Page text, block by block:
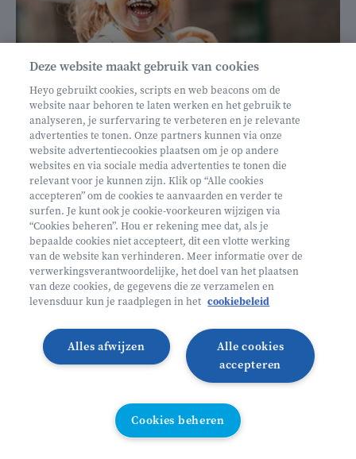
€ 160
Helan: €128
Mini ontdekkers
Oosterzele België
2 - 5 jaar
10/08 - 14/08
Zonder overnachting
Lees meer Inschrijven
LAATSTE PLAATSEN
Deze website maakt gebruik van cookies
Heyo gebruikt cookies, scripts en web beacons om de
website naar behoren te laten werken en het gebruik te
analyseren, je surfervaring te verbeteren en je relevante
advertenties te tonen. Onze partners kunnen via onze
website advertentiecookies plaatsen om je op andere
websites en via sociale media advertenties te tonen die
relevant voor je kunnen zijn. Klik op “Alle cookies
accepteren” om de cookies te aanvaarden en verder te
surfen. Je kunt ook je cookie-voorkeuren wijzigen via
“Cookies beheren”. Hou er rekening mee dat, als je
bepaalde cookies niet accepteert, dit een vlotte werking
van de website kan verhinderen. Meer informatie over de
verwerkingsverantwoordelijke, het doel van het plaatsen
van deze cookies, de gegevens die ze verzamelen en
levensduur kun je raadplegen in het cookiebeleid
Alle cookies
accepteren
Alles afwijzen
Cookies beheren